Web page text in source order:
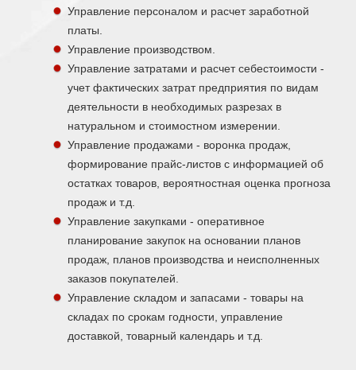
Управление персоналом и расчет заработной
платы.
Управление производством.
Управление затратами и расчет себестоимости -
учет фактических затрат предприятия по видам
деятельности в необходимых разрезах в
натуральном и стоимостном измерении.
Управление продажами - воронка продаж,
формирование прайс-листов с информацией об
остатках товаров, вероятностная оценка прогноза
продаж и т.д.
Управление закупками - оперативное
планирование закупок на основании планов
продаж, планов производства и неисполненных
заказов покупателей.
Управление складом и запасами - товары на
складах по срокам годности, управление
доставкой, товарный календарь и т.д.